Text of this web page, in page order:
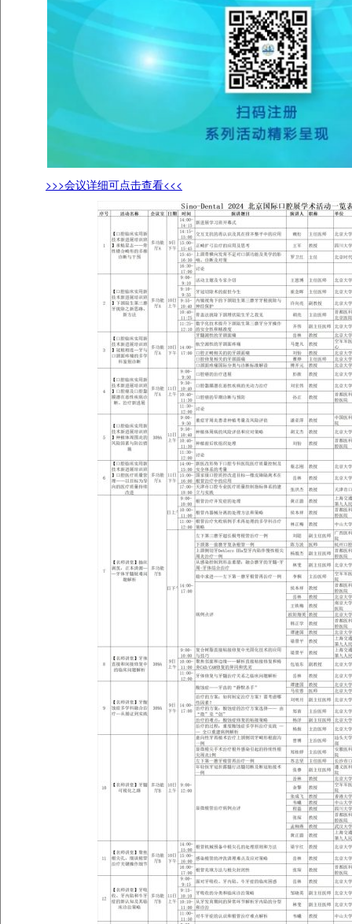
>>>会议详细可点击查看<<<